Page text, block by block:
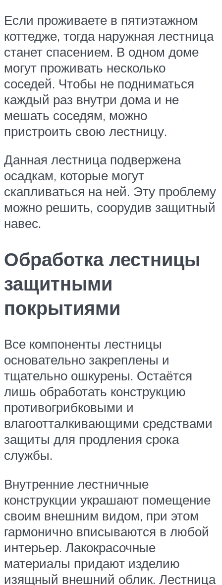
Если проживаете в пятиэтажном
коттедже, тогда наружная лестница
станет спасением. В одном доме
могут проживать несколько
соседей. Чтобы не подниматься
каждый раз внутри дома и не
мешать соседям, можно
пристроить свою лестницу.
Данная лестница подвержена
осадкам, которые могут
скапливаться на ней. Эту проблему
можно решить, соорудив защитный
навес.
Обработка лестницы
защитными
покрытиями
Все компоненты лестницы
основательно закреплены и
тщательно ошкурены. Остаётся
лишь обработать конструкцию
противогрибковыми и
влагоотталкивающими средствами
защиты для продления срока
службы.
Внутренние лестничные
конструкции украшают помещение
своим внешним видом, при этом
гармонично вписываются в любой
интерьер. Лакокрасочные
материалы придают изделию
изящный внешний облик. Лестница